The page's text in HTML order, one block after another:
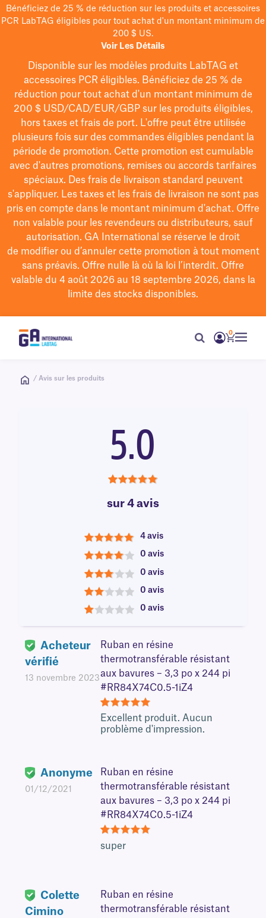
Bénéficiez de 25 % de réduction sur les produits et accessoires
PCR LabTAG éligibles pour tout achat d'un montant minimum de
200 $ US.
Voir Les Détails
Disponible sur les modèles produits LabTAG et
accessoires PCR éligibles. Bénéficiez de 25 % de
réduction pour tout achat d'un montant minimum de
200 $USD/CAD/EUR/GBPsur les produits éligibles,
hors taxes et frais de port. L'offre peut être utilisée
plusieurs fois sur des commandes éligibles pendant la
période de promotion. Cette promotion est cumulable
avec d'autres promotions, remises ou accords tarifaires
spéciaux. Des frais de livraison standard peuvent
s'appliquer. Les taxes et les frais de livraison ne sont pas
pris en compte dans le montant minimum d'achat. Offre
non valable pour les revendeurs ou distributeurs, sauf
autorisation. GA International se réserve le droit
de modifierou d’annuler cette promotion à tout moment
sans préavis. Offre nulle là où la loi l’interdit. Offre
valable du 4 août 2026 au 18 septembre 2026, dans la
limite des stocks disponibles.
0
/ Avis sur les produits
5.0
sur 4 avis
5
4 avis
4
0 avis
3
0 avis
2
0 avis
0 avis
Acheteur
vérifié
13 novembre 2023
Ruban en résine
thermotransférable résistant
aux bavures – 3,3 po x 244 pi
#RR84X74C0.5-1iZ4
5Excellent produit. Aucun
problème d'impression.
Anonyme
01/12/2021
Ruban en résine
thermotransférable résistant
aux bavures – 3,3 po x 244 pi
#RR84X74C0.5-1iZ4
5
super
Colette
Cimino
Ruban en résine
thermotransférable résistant